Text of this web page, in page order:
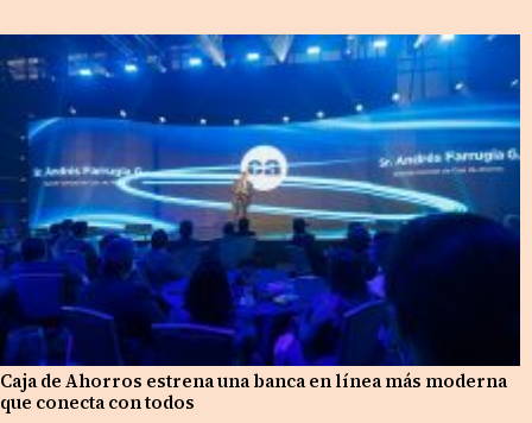
Caja de Ahorros estrena una banca en línea más moderna
que conecta con todos